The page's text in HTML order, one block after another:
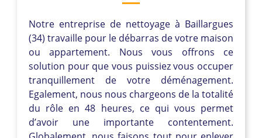
Notre entreprise de nettoyage à Baillargues
(34) travaille pour le débarras de votre maison
ou appartement. Nous vous offrons ce
solution pour que vous puissiez vous occuper
tranquillement de votre déménagement.
Egalement, nous nous chargeons de la totalité
du rôle en 48 heures, ce qui vous permet
d’avoir une importante contentement.